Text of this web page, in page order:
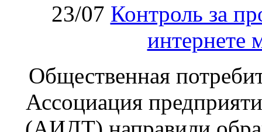
23/07 Контроль за
интернете
Общественная
Ассоциация